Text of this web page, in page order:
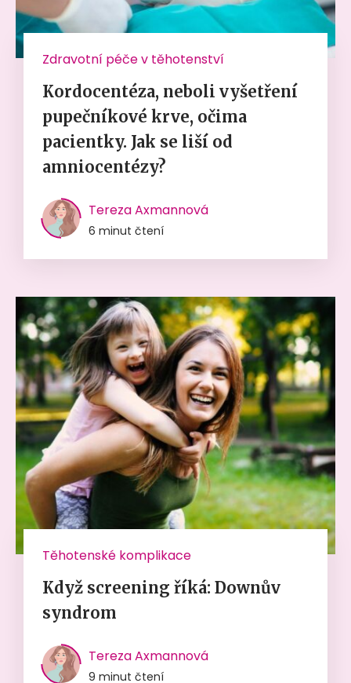
Zdravotní péče v těhotenství
Kordocentéza, neboli vyšetření
pupečníkové krve, očima
pacientky. Jak se liší od
amniocentézy?
Tereza Axmannová
6 minut čtení
Těhotenské komplikace
Když screening říká: Downův
syndrom
Tereza Axmannová
9 minut čtení